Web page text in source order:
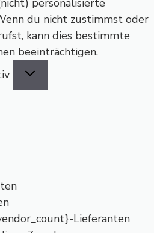
du nicht zustimmst oder
kann dies bestimmte
beeinträchtigen.
Lieferanten